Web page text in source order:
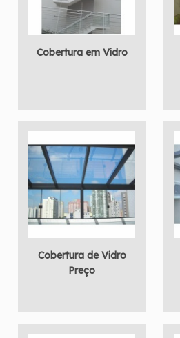
Cobertura em Vidro
Cobertura de Vidro
Preço